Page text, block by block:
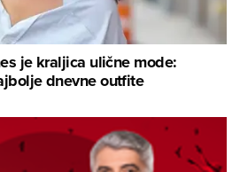
je kraljica ulične mode:
dnevne outfite